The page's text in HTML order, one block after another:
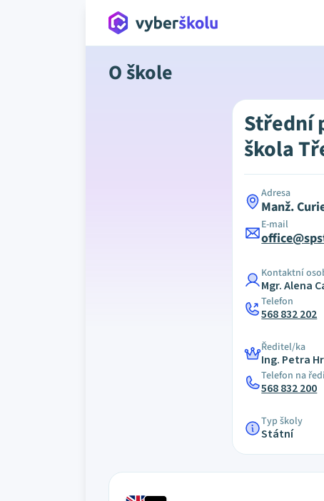
O škole
Střední
škola
Adresa
Manž.
E-mail
Kontaktní
Mgr. Alena
Telefon
568 832 202
Ředitel/ka
Ing. Petra
Telefon na
568 832 200
Typ školy
Státní